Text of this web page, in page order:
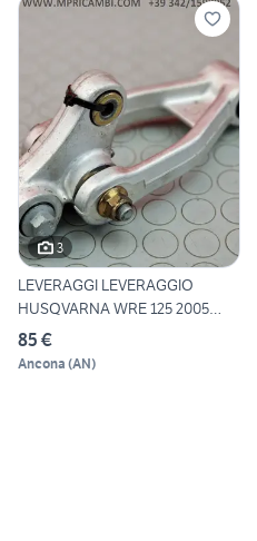
3
LEVERAGGI LEVERAGGIO
HUSQVARNA WRE 125 2005
2006 S
85 €
Ancona (AN)